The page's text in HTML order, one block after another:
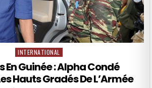
Posted
in
INTERNATIONAL
En Guinée : Alpha Condé
Hauts Gradés De L’Armée